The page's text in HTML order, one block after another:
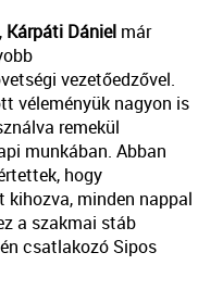
Kárpáti Dániel már
vezetőedzővel.
véleményük nagyon is
remekül
munkában. Abban
hogy
minden nappal
a szakmai stáb
csatlakozó Sipos